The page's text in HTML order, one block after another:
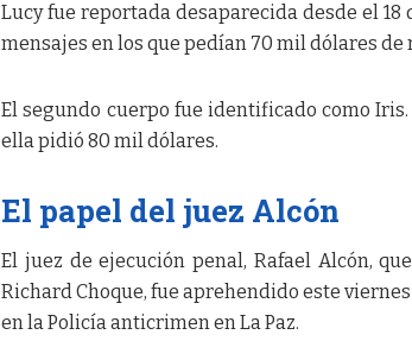
Lucy fue reportada desaparecida desde el
mensajes en los que pedían 70 mil dólares de
El segundo cuerpo fue identificado como Iris.
ella pidió 80 mil dólares.
El papel del juez Alcón
El juez de ejecución penal, Rafael Alcón,
Richard Choque, fue aprehendido este
en la Policía anticrimen en La Paz.